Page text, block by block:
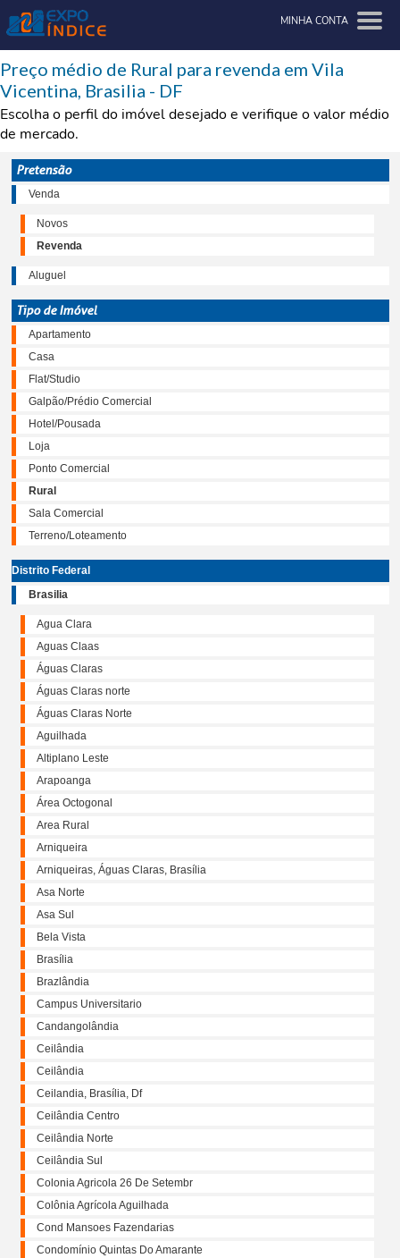
MINHA CONTA
Preço médio de Rural para revenda em Vila
Vicentina, Brasilia - DF
Escolha o perfil do imóvel desejado e verifique o valor médio
de mercado.
Pretensão
Venda
Novos
Revenda
Aluguel
Tipo de Imóvel
Apartamento
Casa
Flat/Studio
Galpão/Prédio Comercial
Hotel/Pousada
Loja
Ponto Comercial
Rural
Sala Comercial
Terreno/Loteamento
Distrito Federal
Brasilia
Agua Clara
Aguas Claas
Águas Claras
Águas Claras norte
Águas Claras Norte
Aguilhada
Altiplano Leste
Arapoanga
Área Octogonal
Area Rural
Arniqueira
Arniqueiras, Águas Claras, Brasília
Asa Norte
Asa Sul
Bela Vista
Brasília
Brazlândia
Campus Universitario
Candangolândia
Ceilândia
Ceilândia
Ceilandia, Brasília, Df
Ceilândia Centro
Ceilândia Norte
Ceilândia Sul
Colonia Agricola 26 De Setembr
Colônia Agrícola Aguilhada
Cond Mansoes Fazendarias
Condomínio Quintas Do Amarante